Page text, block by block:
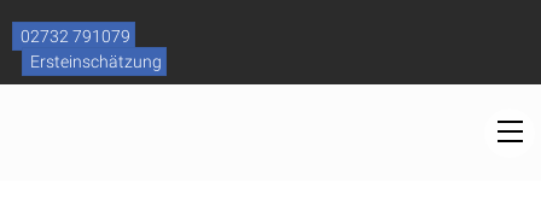
content
02732 791079
Ersteinschätzung